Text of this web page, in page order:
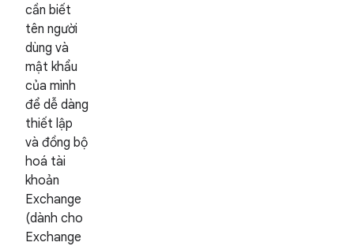
cần biết
tên người
dùng và
mật khẩu
của mình
để dễ dàng
thiết lập
và đồng bộ
hoá tài
khoản
Exchange
(dành cho
Exchange